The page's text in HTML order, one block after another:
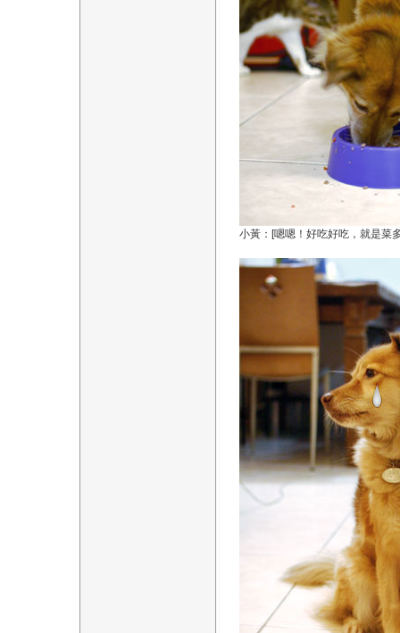
小黃：[嗯嗯！好吃好吃，就是菜